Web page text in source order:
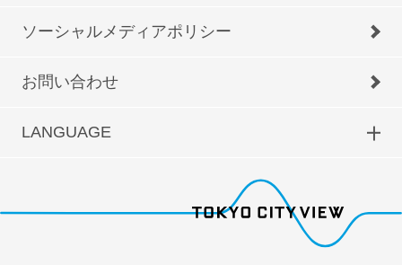
ソーシャルメディアポリシー
お問い合わせ
LANGUAGE